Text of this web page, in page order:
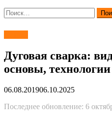
Найти:
Дуговая сварка:
основы,
06.08.201906.10.2025
Последнее обновление: 6